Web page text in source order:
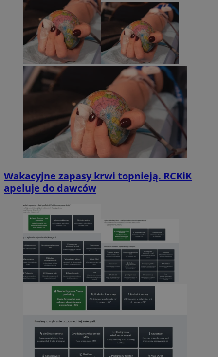
Wakacyjne zapasy krwi topnieją. RCKiK
apeluje do dawców